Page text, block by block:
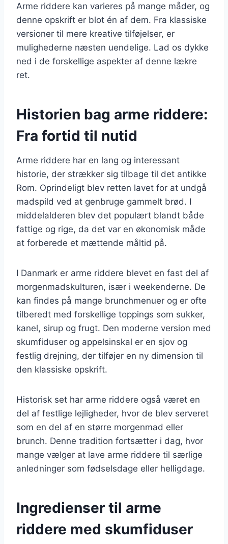
Arme riddere kan varieres på mange måder, og
denne opskrift er blot én af dem. Fra klassiske
versioner til mere kreative tilføjelser, er
mulighederne næsten uendelige. Lad os dykke
ned i de forskellige aspekter af denne lækre
ret.
Historien bag arme riddere:
Fra fortid til nutid
Arme riddere har en lang og interessant
historie, der strækker sig tilbage til det antikke
Rom. Oprindeligt blev retten lavet for at undgå
madspild ved at genbruge gammelt brød. I
middelalderen blev det populært blandt både
fattige og rige, da det var en økonomisk måde
at forberede et mættende måltid på.
I Danmark er arme riddere blevet en fast del af
morgenmadskulturen, især i weekenderne. De
kan findes på mange brunchmenuer og er ofte
tilberedt med forskellige toppings som sukker,
kanel, sirup og frugt. Den moderne version med
skumfiduser og appelsinskal er en sjov og
festlig drejning, der tilføjer en ny dimension til
den klassiske opskrift.
Historisk set har arme riddere også været en
del af festlige lejligheder, hvor de blev serveret
som en del af en større morgenmad eller
brunch. Denne tradition fortsætter i dag, hvor
mange vælger at lave arme riddere til særlige
anledninger som fødselsdage eller helligdage.
Ingredienser til arme
riddere med skumfiduser